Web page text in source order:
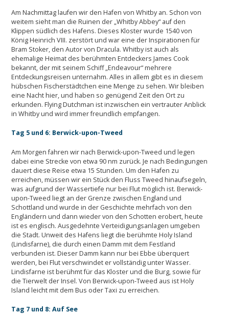
Am Nachmittag laufen wir den Hafen von Whitby an. Schon von
weitem sieht man die Ruinen der „Whitby Abbey“ auf den
Klippen südlich des Hafens. Dieses Kloster wurde 1540 von
König Heinrich VIII. zerstört und war eine der Inspirationen für
Bram Stoker, den Autor von Dracula. Whitby ist auch als
ehemalige Heimat des berühmten Entdeckers James Cook
bekannt, der mit seinem Schiff „Endeavour“ mehrere
Entdeckungsreisen unternahm. Alles in allem gibt es in diesem
hübschen Fischerstädtchen eine Menge zu sehen. Wir bleiben
eine Nacht hier, und haben so genügend Zeit den Ort zu
erkunden. Flying Dutchman ist inzwischen ein vertrauter Anblick
in Whitby und wird immer freundlich empfangen.
Tag 5 und 6: Berwick-upon-Tweed
Am Morgen fahren wir nach Berwick-upon-Tweed und legen
dabei eine Strecke von etwa 90 nm zurück. Je nach Bedingungen
dauert diese Reise etwa 15 Stunden. Um den Hafen zu
erreichen, müssen wir ein Stück den Fluss Tweed hinaufsegeln,
was aufgrund der Wassertiefe nur bei Flut möglich ist. Berwick-
upon-Tweed liegt an der Grenze zwischen England und
Schottland und wurde in der Geschichte mehrfach von den
Engländern und dann wieder von den Schotten erobert, heute
ist es englisch. Ausgedehnte Verteidigungsanlagen umgeben
die Stadt. Unweit des Hafens liegt die berühmte Holy Island
(Lindisfarne), die durch einen Damm mit dem Festland
verbunden ist. Dieser Damm kann nur bei Ebbe überquert
werden, bei Flut verschwindet er vollständig unter Wasser.
Lindisfarne ist berühmt für das Kloster und die Burg, sowie für
die Tierwelt der Insel. Von Berwick-upon-Tweed aus ist Holy
Island leicht mit dem Bus oder Taxi zu erreichen.
Tag 7 und 8: Auf See